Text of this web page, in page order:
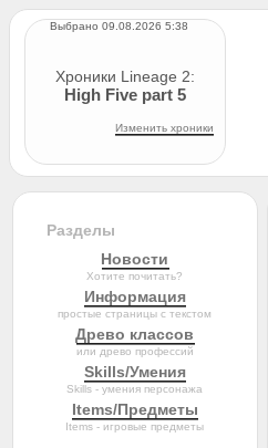
Выбрано 09.08.2026 5:38
Хроники Lineage 2:
High Five part 5
Изменить хроники
Разделы
Новости
Хотите почитать?
Информация
простые страницы с текстом
Древо классов
или древо профессий
Skills/Умения
Skills - умения персонажа
Items/Предметы
Items - игровые предметы